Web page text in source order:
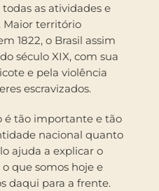
as atividades e
Maior território
1822, o Brasil assim
século XIX, com sua
e pela violência
escravizados.
é tão importante e tão
nacional quanto
ajuda a explicar o
que somos hoje e
daqui para a frente.